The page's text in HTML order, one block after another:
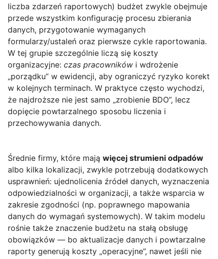
liczba zdarzeń raportowych) budżet zwykle obejmuje
przede wszystkim konfigurację procesu zbierania
danych, przygotowanie wymaganych
formularzy/ustaleń oraz pierwsze cykle raportowania.
W tej grupie szczególnie liczą się koszty
organizacyjne: czas pracowników i wdrożenie
„porządku” w ewidencji, aby ograniczyć ryzyko korekt
w kolejnych terminach. W praktyce często wychodzi,
że najdroższe nie jest samo „zrobienie BDO”, lecz
dopięcie powtarzalnego sposobu liczenia i
przechowywania danych.
Średnie firmy, które mają więcej strumieni odpadów
albo kilka lokalizacji, zwykle potrzebują dodatkowych
usprawnień: ujednolicenia źródeł danych, wyznaczenia
odpowiedzialności w organizacji, a także wsparcia w
zakresie zgodności (np. poprawnego mapowania
danych do wymagań systemowych). W takim modelu
rośnie także znaczenie budżetu na stałą obsługę
obowiązków — bo aktualizacje danych i powtarzalne
raporty generują koszty „operacyjne”, nawet jeśli nie